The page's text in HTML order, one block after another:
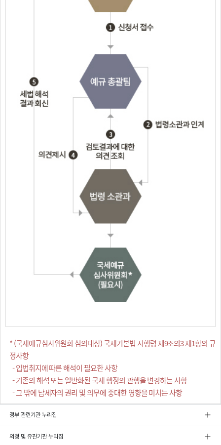
* (국세예규심사위원회 심의대상) 국세기본법 시행령 제9조의3 제1항의 규
정사항
- 입법취지에 따른 해석이 필요한 사항
- 기존의 해석 또는 일반화된 국세 행정의 관행을 변경하는 사항
- 그 밖에 납세자의 권리 및 의무에 중대한 영향을 미치는 사항
정부 관련기관 누리집
외청 및 유관기관 누리집